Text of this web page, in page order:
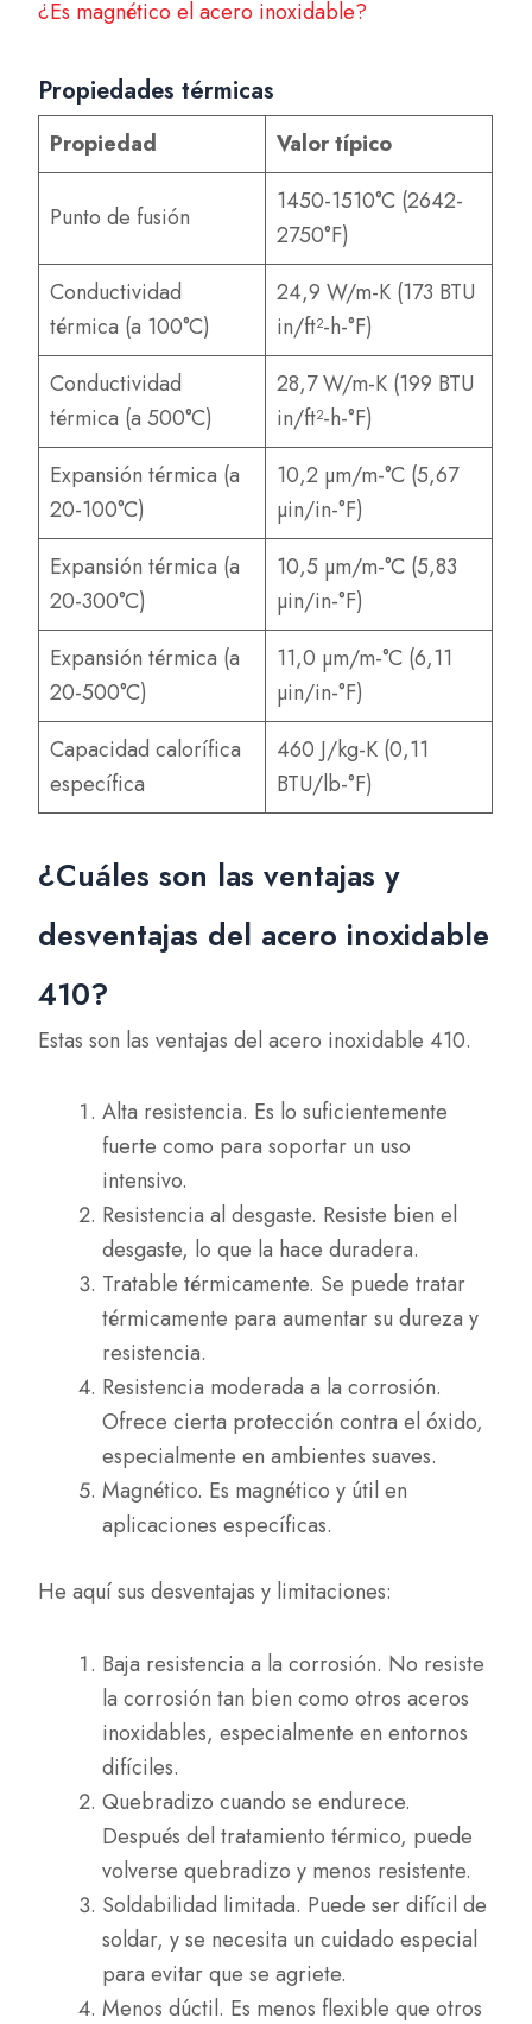
¿Es magnético el acero inoxidable?
Propiedades térmicas
Propiedad Valor típico
Punto de fusión
1450-1510°C (2642-
2750°F)
Conductividad
térmica (a 100°C)
24,9 W/m-K (173 BTU
in/ft²-h-°F)
Conductividad
térmica (a 500°C)
28,7 W/m-K (199 BTU
in/ft²-h-°F)
Expansión térmica (a
20-100°C)
10,2 µm/m-°C (5,67
µin/in-°F)
Expansión térmica (a
20-300°C)
10,5 µm/m-°C (5,83
µin/in-°F)
Expansión térmica (a
20-500°C)
11,0 µm/m-°C (6,11
µin/in-°F)
Capacidad calorífica
específica
460 J/kg-K (0,11
BTU/lb-°F)
¿Cuáles son las ventajas y
desventajas del acero inoxidable
410?
Estas son las ventajas del acero inoxidable 410.
Alta resistencia. Es lo suficientemente
fuerte como para soportar un uso
intensivo.
Resistencia al desgaste. Resiste bien el
desgaste, lo que la hace duradera.
Tratable térmicamente. Se puede tratar
térmicamente para aumentar su dureza y
resistencia.
Resistencia moderada a la corrosión.
Ofrece cierta protección contra el óxido,
especialmente en ambientes suaves.
Magnético. Es magnético y útil en
aplicaciones específicas.
He aquí sus desventajas y limitaciones:
Baja resistencia a la corrosión. No resiste
la corrosión tan bien como otros aceros
inoxidables, especialmente en entornos
difíciles.
Quebradizo cuando se endurece.
Después del tratamiento térmico, puede
volverse quebradizo y menos resistente.
Soldabilidad limitada. Puede ser difícil de
soldar, y se necesita un cuidado especial
para evitar que se agriete.
Menos dúctil. Es menos flexible que otros